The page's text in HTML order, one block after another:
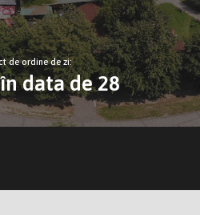
de ordine de zi:
data de 28